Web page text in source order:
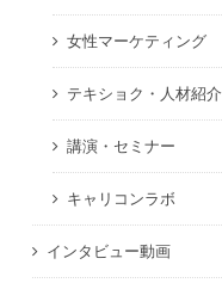
女性マーケティング
テキショク・人材紹介
講演・セミナー
キャリコンラボ
インタビュー動画